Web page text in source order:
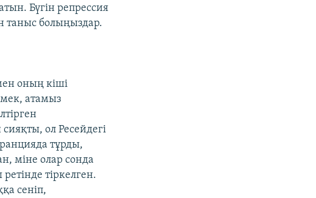
Бүгін репрессия
таныс болыңыздар.
оның кіші
атамыз
ол Ресейдегі
тұрды,
міне олар сонда
тіркелген.
сеніп,